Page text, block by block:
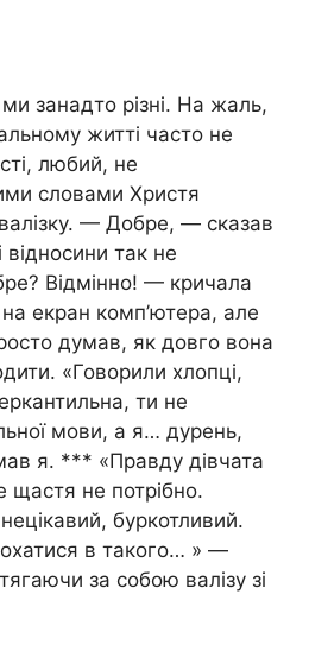
занадто різні. На жаль,
житті часто не
любий, не
словами Христя
— Добре, — сказав
так не
Відмінно! — кричала
екран комп’ютера, але
думав, як довго вона
«Говорили хлопці,
ти не
мови, а я… дурень,
я. *** «Правду дівчата
щастя не потрібно.
буркотливий.
в такого… » —
за собою валізу зі